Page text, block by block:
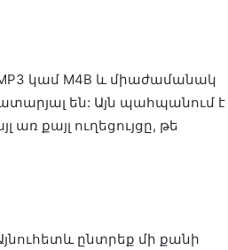
կամ M4B և միաժամանակ
են: Այն պահպանում է
քայլ ուղեցույցը, թե
ընտրեք մի քանի